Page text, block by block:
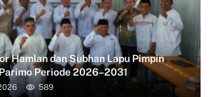
Hamlan dan Subhan Lapu Pimpin
Periode 2026–2031
589